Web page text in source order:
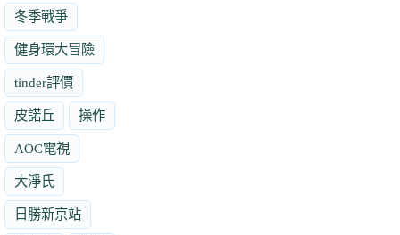
冬季戰爭
健身環大冒險
tinder評價
皮諾丘 操作
AOC電視
大淨氏
日勝新京站